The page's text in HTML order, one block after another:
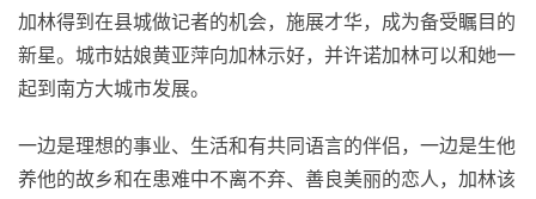
加林得到在县城做记者的机会，施展才华，成为备受瞩目的
新星。城市姑娘黄亚萍向加林示好，并许诺加林可以和她一
起到南方大城市发展。
一边是理想的事业、生活和有共同语言的伴侣，一边是生他
养他的故乡和在患难中不离不弃、善良美丽的恋人，加林该